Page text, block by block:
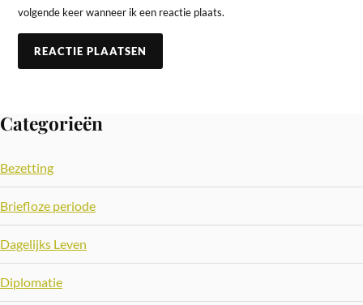
volgende keer wanneer ik een reactie plaats.
Categorieën
Bezetting
Briefloze periode
Dagelijks Leven
Diplomatie